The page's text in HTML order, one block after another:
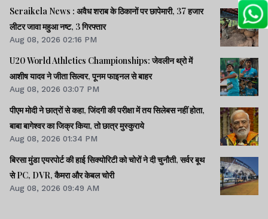
Seraikela News : अवैध शराब के ठिकानों पर छापेमारी, 37 हजार
लीटर जावा महुआ नष्ट, 3 गिरफ्तार
Aug 08, 2026 02:16 PM
U20 World Athletics Championships: जेवलीन थ्रो में
आशीष यादव ने जीता सिल्वर, पूनम फाइनल से बाहर
Aug 08, 2026 03:07 PM
पीएम मोदी ने छात्रों से कहा, जिंदगी की परीक्षा में तय सिलेबस नहीं होता,
बाबा बागेश्वर का जिक्र किया, तो छात्र मुस्कुराये
Aug 08, 2026 01:34 PM
बिरसा मुंडा एयरपोर्ट की हाई सिक्योरिटी को चोरों ने दी चुनौती, सर्वर बूथ
से PC, DVR, कैमरा और केबल चोरी
Aug 08, 2026 09:49 AM